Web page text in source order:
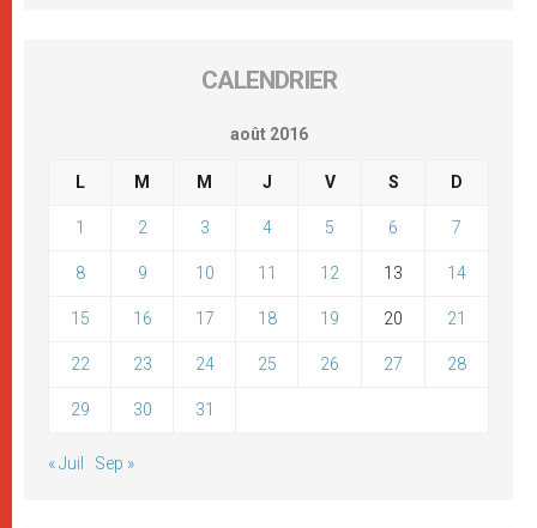
CALENDRIER
août 2016
L M M J V S D
1 2 3 4 5 6 7
8 9 10 11 12 13 14
15 16 17 18 19 20 21
22 23 24 25 26 27 28
29 30 31
« Juil Sep »